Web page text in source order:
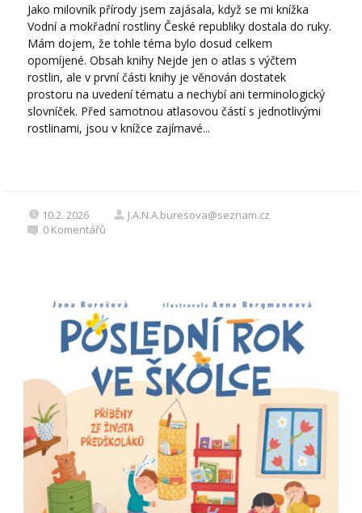
Jako milovník přírody jsem zajásala, když se mi knížka
Vodní a mokřadní rostliny České republiky dostala do ruky.
Mám dojem, že tohle téma bylo dosud celkem
opomíjené. Obsah knihy Nejde jen o atlas s výčtem
rostlin, ale v první části knihy je věnován dostatek
prostoru na uvedení tématu a nechybí ani terminologický
slovníček. Před samotnou atlasovou částí s jednotlivými
rostlinami, jsou v knížce zajímavé...
10.2. 2026
J.A.N.A.buresova@seznam.cz
0 Komentářů